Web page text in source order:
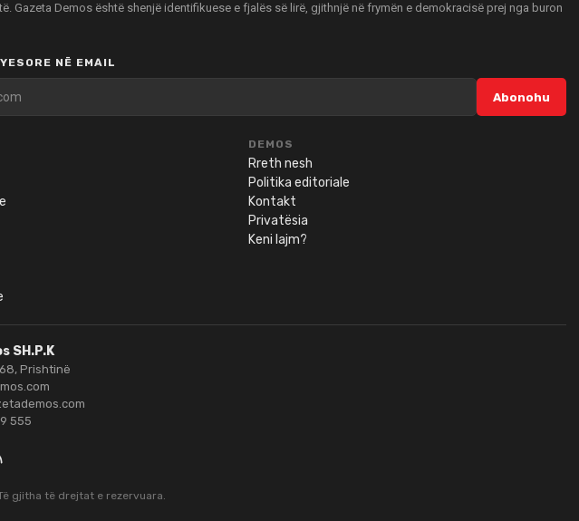
Gazeta Demos është shenjë identifikuese e fjalës së lirë, gjithnjë në frymën e demokracisë prej nga buron
NË EMAIL
Abonohu
DEMOS
Rreth nesh
Politika editoriale
Kontakt
Privatësia
Keni lajm?
SH.P.K
68, Prishtinë
555
gjitha të drejtat e rezervuara.